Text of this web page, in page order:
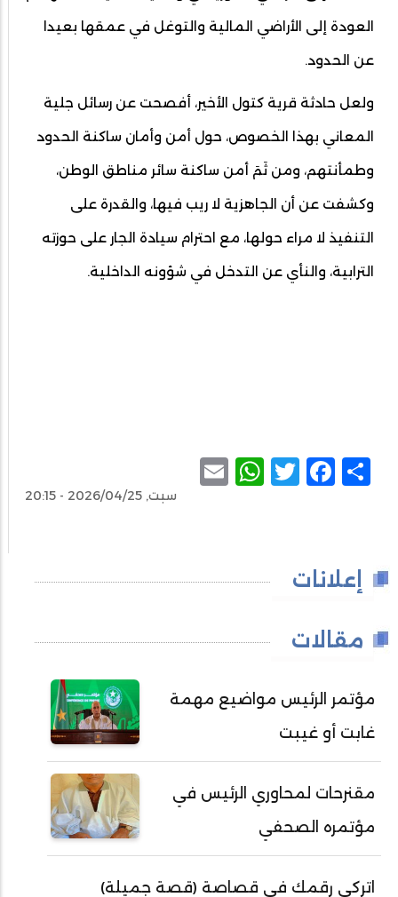
العودة إلى الأراضي المالية والتوغل في عمقها بعيدا
عن الحدود.
ولعل حادثة قرية كتول الأخير، أفصحت عن رسائل جلية
المعاني بهذا الخصوص، حول أمن وأمان ساكنة الحدود
وطمأنتهم، ومن ثَمَ أمن ساكنة سائر مناطق الوطن،
وكشفت عن أن الجاهزية لا ريب فيها، والقدرة على
التنفيذ لا مراء حولها، مع احترام سيادة الجار على حوزته
الترابية، والنأي عن التدخل في شؤونه الداخلية.
Share
Facebook
Twitter
WhatsApp
سبت, 2026/04/25 - 20:15
إعلانات
مقالات
مؤتمر الرئيس مواضيع مهمة
غابت أو غيبت
مقنرحات لمحاوري الرئيس في
مؤتمره الصحفي
اتركي رقمك في قصاصة (قصة جميلة)